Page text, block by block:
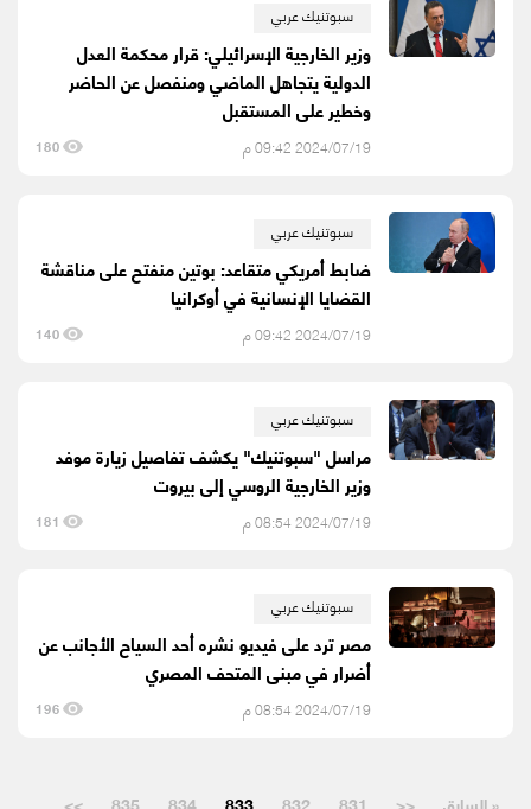
سبوتنيك عربي
وزير الخارجية الإسرائيلي: قرار محكمة العدل
الدولية يتجاهل الماضي ومنفصل عن الحاضر
وخطير على المستقبل
2024/07/19 09:42 م 180
سبوتنيك عربي
ضابط أمريكي متقاعد: بوتين منفتح على مناقشة
القضايا الإنسانية في أوكرانيا
2024/07/19 09:42 م 140
سبوتنيك عربي
مراسل "سبوتنيك" يكشف تفاصيل زيارة موفد
وزير الخارجية الروسي إلى بيروت
2024/07/19 08:54 م 181
سبوتنيك عربي
مصر ترد على فيديو نشره أحد السياح الأجانب عن
أضرار في مبنى المتحف المصري
2024/07/19 08:54 م 196